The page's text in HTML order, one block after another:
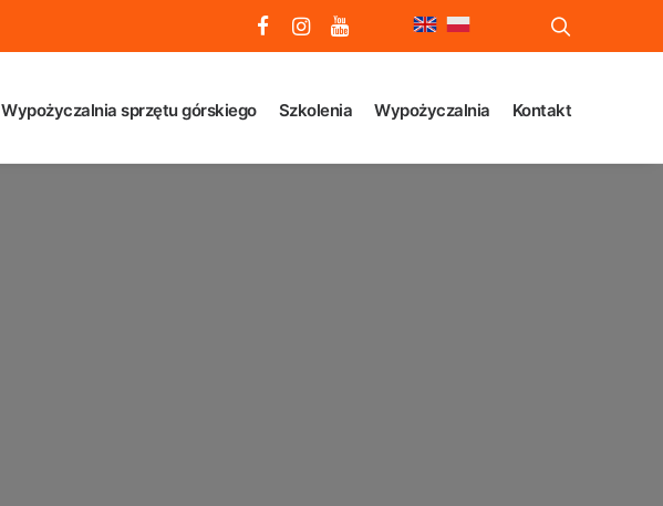
Wypożyczalnia sprzętu górskiego Szkolenia Wypożyczalnia Kontakt